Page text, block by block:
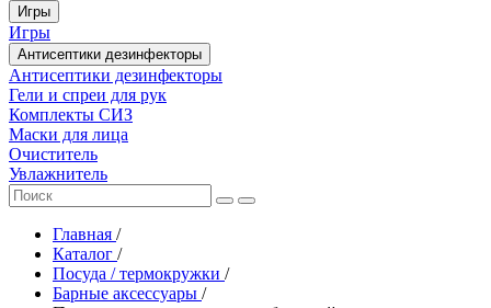
Игры
Игры
Антисептики дезинфекторы
Антисептики дезинфекторы
Гели и спреи для рук
Комплекты СИЗ
Маски для лица
Очиститель
Увлажнитель
Главная /
Каталог /
Посуда / термокружки /
Барные аксессуары /